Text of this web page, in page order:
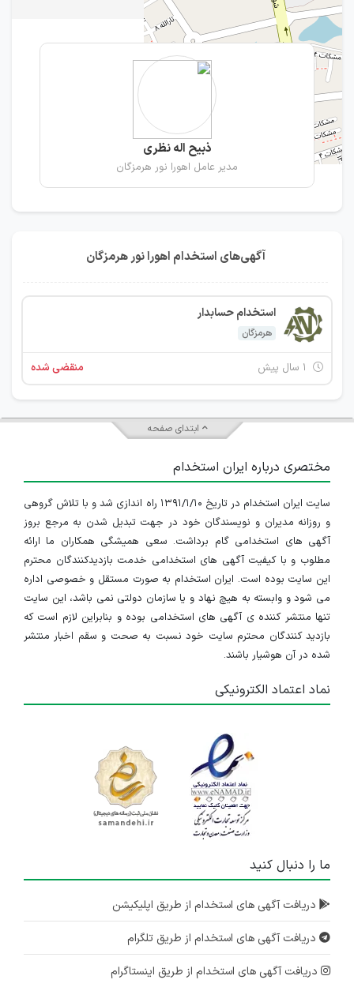
IranEstekhdam.ir
ذبیح اله نظری
مدیر عامل اهورا نور هرمزگان
آگهی‌های استخدام اهورا نور هرمزگان
استخدام حسابدار
هرمزگان
منقضی شده
ابتدای صفحه
مختصری درباره ایران استخدام
سایت ایران استخدام در تاریخ ۱۳۹۱/۱/۱۰ راه اندازی شد و با تلاش گروهی
و روزانه مدیران و نویسندگان خود در جهت تبدیل شدن به مرجع بروز
آگهی های استخدامی گام برداشت. سعی همیشگی همکاران ما ارائه
مطلوب و با کیفیت آگهی های استخدامی خدمت بازدیدکنندگان محترم
این سایت بوده است. ایران استخدام به صورت مستقل و خصوصی اداره
می شود و وابسته به هیچ نهاد و یا سازمان دولتی نمی باشد، این سایت
تنها منتشر کننده ی آگهی های استخدامی بوده و بنابراین لازم است که
بازدید کنندگان محترم سایت خود نسبت به صحت و سقم اخبار منتشر
شده در آن هوشیار باشند.
نماد اعتماد الکترونیکی
ما را دنبال کنید
دریافت آگهی های استخدام از طریق اپلیکیشن
دریافت آگهی های استخدام از طریق تلگرام
دریافت آگهی های استخدام از طریق اینستاگرام